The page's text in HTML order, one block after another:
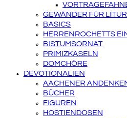
GEWÄNDER FÜR
BASICS
HERRENROCHETTS
BISTUMSORNAT
PRIMIZKASELN
DOMCHÖRE
DEVOTIONALIEN
AACHENER
BÜCHER
FIGUREN
HOSTIENDOSEN